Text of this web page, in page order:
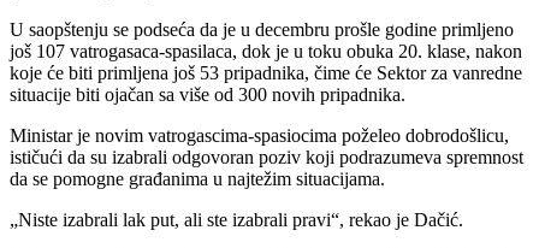
U saopštenju se podseća da je u decembru prošle godine primljeno
još 107 vatrogasaca-spasilaca, dok je u toku obuka 20. klase, nakon
koje će biti primljena još 53 pripadnika, čime će Sektor za vanredne
situacije biti ojačan sa više od 300 novih pripadnika.
Ministar je novim vatrogascima-spasiocima poželeo dobrodošlicu,
ističući da su izabrali odgovoran poziv koji podrazumeva spremnost
da se pomogne građanima u najtežim situacijama.
„Niste izabrali lak put, ali ste izabrali pravi“, rekao je Dačić.